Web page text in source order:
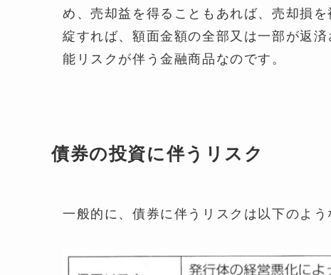
め、売却益を得ることもあれば、売却損
綻すれば、額面金額の全部又は一部が返
能リスクが伴う金融商品なのです。
債券の投資に伴うリスク
一般的に、債券に伴うリスクは以下のよう